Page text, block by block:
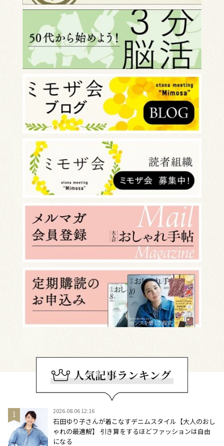
2026.08.06 12:16
石田ゆり子さんが着こなすデニムスタイル【大人のおし
ゃれの最適解】 引き算をするほどファッションは自由
になる